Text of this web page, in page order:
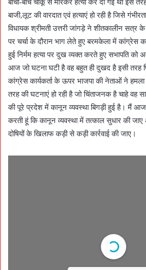
बीचो-बीच चाकू से मारकर हत्या कर दी गई थी इस
बाजी,लूट की वारदात एवं हत्याएं हो रही है जिसे
विधायक श्रीमती उत्तरी जांगड़े ने शीतकालीन सत्र
पर चर्चा के दौरान भाग लेते हुए बरमकेला में कांग्रेस
हुई निर्मम हत्या पर दुख व्यक्त करते हुए सभापति को
आज जो घटना घटी है वह बहुत ही दुखद है इसी तरह
कांग्रेस कार्यकर्ता के ऊपर भाजपा की नेताओं ने
तरह की घटनाएं हो रही है जो चिंताजनक है चाहे वह
की पूरे प्रदेश में कानून व्यवस्था बिगड़ी हुई है। मैं
करती हूं कि कानून व्यवस्था में तत्काल सुधार की
दोषियों के खिलाफ कड़ी से कड़ी कार्रवाई की जाए।